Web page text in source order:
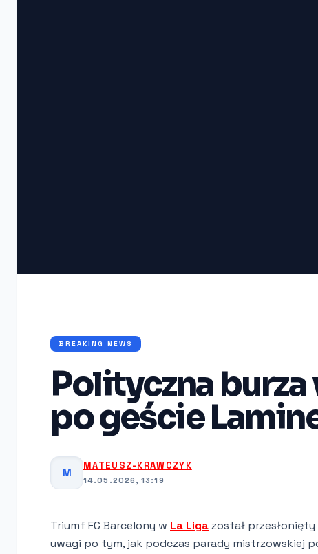
BREAKING NEWS
Polityczna burza
po geście
M
MATEUSZ-KRAWCZYK
14.05.2026, 13:19
Triumf FC Barcelony w La Ligazostał
uwagi po tym, jak podczas parady mistrzowskiej